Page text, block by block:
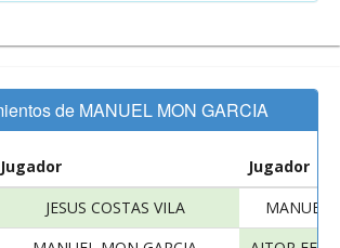
de MANUEL MON GARCIA
Jugador
Jugador
JESUS COSTAS VILA
MANUEL